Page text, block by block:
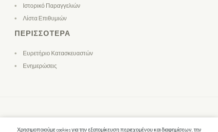
Χρησιμοποιούμε cookies για την εξατομίκευση περιεχομένου και διαφημίσεων, την
Ιστορικό Παραγγελιών
Λίστα Επιθυμιών
ΠΕΡΙΣΣΌΤΕΡΑ
Ευρετήριο Κατασκευαστών
Ενημερώσεις